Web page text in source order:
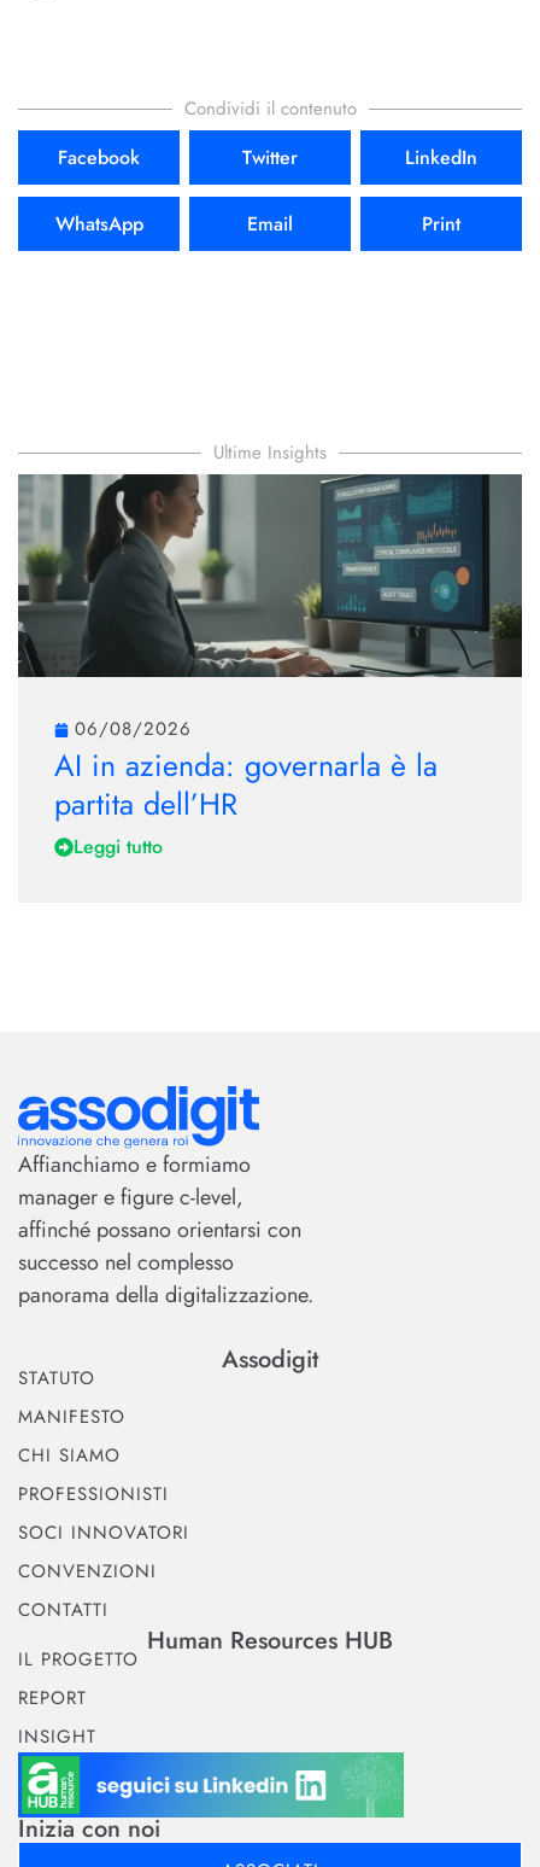
Condividi il contenuto
Facebook Twitter LinkedIn
WhatsApp Email Print
Ultime Insights
06/08/2026
AI in azienda: governarla è la
partita dell’HR
Leggi tutto
Affianchiamo e formiamo
manager e figure c-level,
affinché possano orientarsi con
successo nel complesso
panorama della digitalizzazione.
Assodigit
STATUTO
MANIFESTO
CHI SIAMO
PROFESSIONISTI
SOCI INNOVATORI
CONVENZIONI
CONTATTI
Human Resources HUB
IL PROGETTO
REPORT
INSIGHT
Inizia con noi